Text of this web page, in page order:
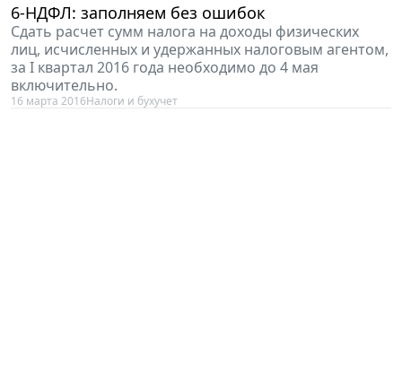
6-НДФЛ: заполняем без ошибок
Сдать расчет сумм налога на доходы физических
лиц, исчисленных и удержанных налоговым агентом,
за I квартал 2016 года необходимо до 4 мая
включительно.
16 марта 2016Налоги и бухучет